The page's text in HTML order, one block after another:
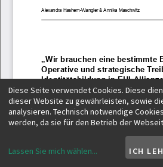
Diese Seite verwendet Cookies. Diese
dieser Website zu gewährleisten, sowie
analysieren. Technisch notwendige
werden, da sie für den Betrieb der
Lassen Sie mich wählen... ICH